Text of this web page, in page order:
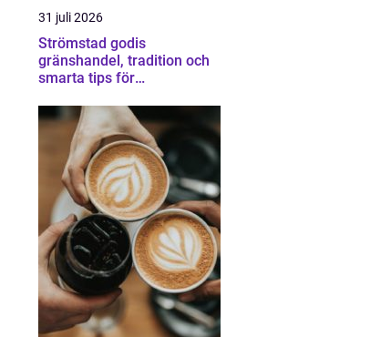
31 juli 2026
Strömstad godis
gränshandel, tradition och
smarta tips för